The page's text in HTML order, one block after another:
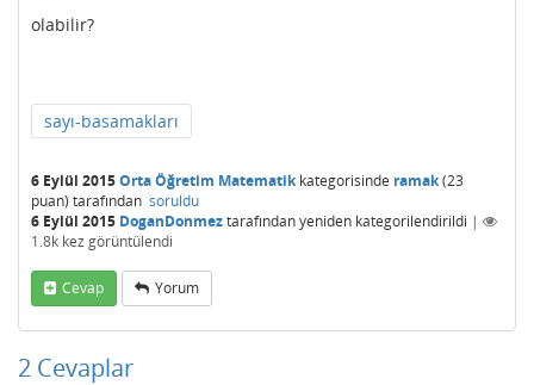
olabilir?
sayı-basamakları
6 Eylül 2015Orta Öğretim Matematikkategorisinde ramak(23
puan) tarafından soruldu
6 Eylül 2015 DoganDonmeztarafındanyeniden kategorilendirildi |
1.8k kez görüntülendi
Cevap Yorum
2 Cevaplar